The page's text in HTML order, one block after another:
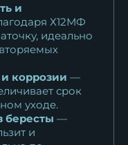
и
Х12МФ
идеально
и коррозии —
срок
уходе.
бересты —
и